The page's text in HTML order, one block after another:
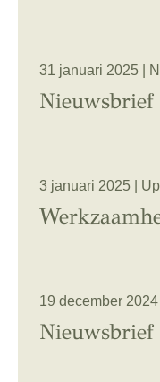
31 januari 2025 |
3 januari 2025 |
19 december
Nieuwsbrief